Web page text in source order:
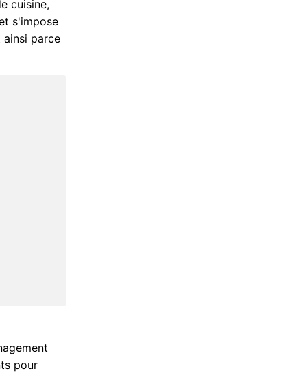
cuisine,
s'impose
ainsi parce
pour